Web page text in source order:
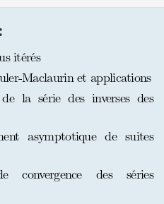
itérés
Maclaurin et applications
de la série des inverses des
asymptotique de suites
convergence des séries